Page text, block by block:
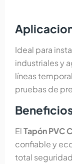
Ideal para
industriales y
líneas
pruebas de
ElTapón PVC
confiable y
total